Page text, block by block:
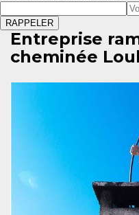
Entreprise
cheminée